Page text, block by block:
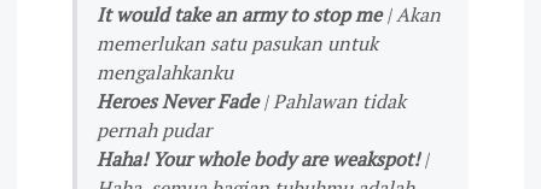
It would take an army to stop me| Akan
memerlukan satu pasukan untuk
mengalahkanku
Heroes Never Fade| Pahlawan tidak
pernah pudar
Haha! Your whole body are weakspot!|